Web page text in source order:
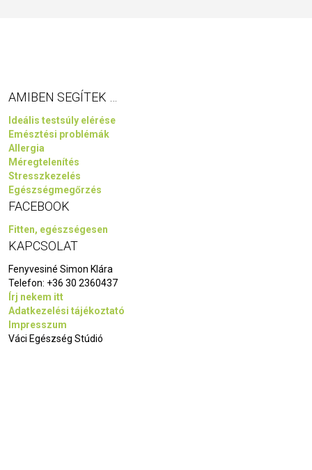
AMIBEN SEGÍTEK …
Ideális testsúly elérése
Emésztési problémák
Allergia
Méregtelenítés
Stresszkezelés
Egészségmegőrzés
FACEBOOK
Fitten, egészségesen
KAPCSOLAT
Fenyvesiné Simon Klára
Telefon: +36 30 2360437
Írj nekem itt
Adatkezelési tájékoztató
Impresszum
Váci Egészség Stúdió